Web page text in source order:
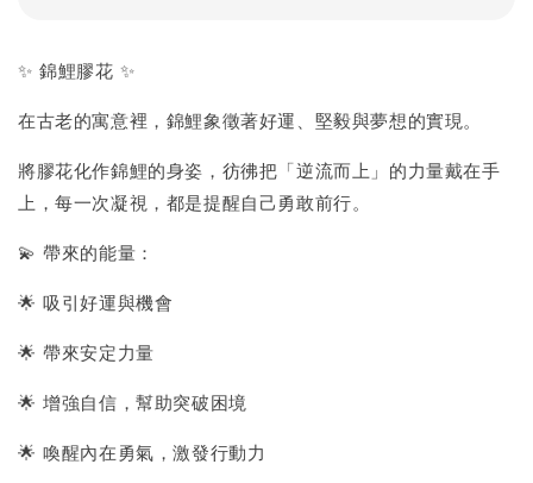
✨ 錦鯉膠花 ✨
在古老的寓意裡，錦鯉象徵著好運、堅毅與夢想的實現。
將膠花化作錦鯉的身姿，彷彿把「逆流而上」的力量戴在手
上，每一次凝視，都是提醒自己勇敢前行。
💫 帶來的能量：
🌟 吸引好運與機會
🌟 帶來安定力量
🌟 增強自信，幫助突破困境
🌟 喚醒內在勇氣，激發行動力